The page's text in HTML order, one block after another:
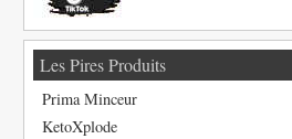
Les Pires Produits
Prima Minceur
KetoXplode